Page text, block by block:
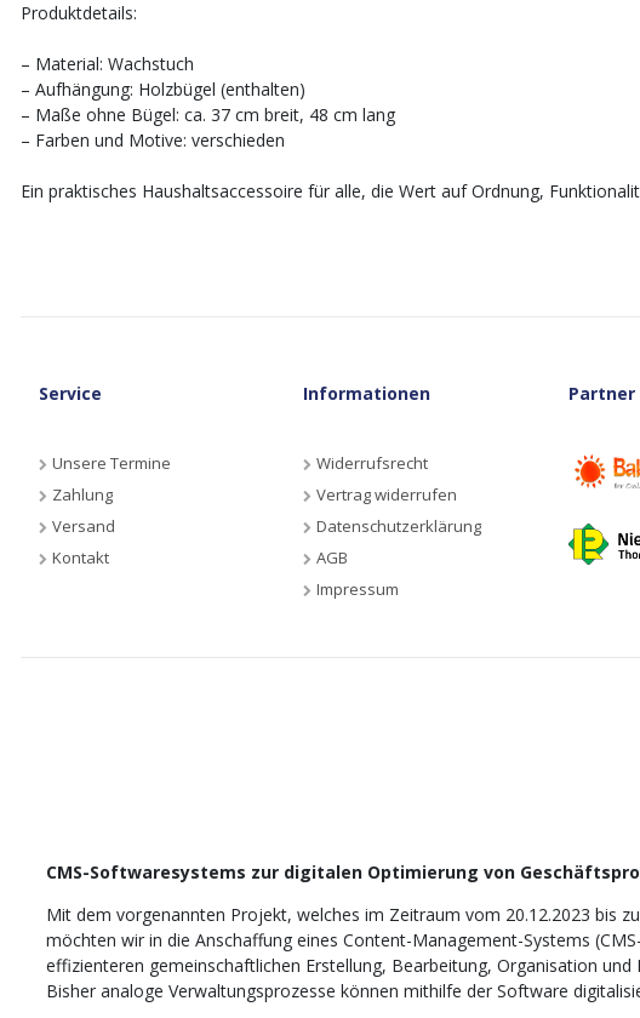
Produktdetails:
– Material: Wachstuch
– Aufhängung: Holzbügel (enthalten)
– Maße ohne Bügel: ca. 37 cm breit, 48 cm lang
– Farben und Motive: verschieden
Ein praktisches Haushaltsaccessoire für alle, die Wert auf Ordnung,
Service
Unsere Termine
Zahlung
Versand
Kontakt
Informationen
Widerrufsrecht
Vertrag widerrufen
Datenschutzerklärung
AGB
Impressum
Partner
CMS-Softwaresystems zur digitalen Optimierung von
Mit dem vorgenannten Projekt, welches im Zeitraum vom 20.12.2023 bis
möchten wir in die Anschaffung eines Content-Management-Systems
effizienteren gemeinschaftlichen Erstellung, Bearbeitung, Organisation
Bisher analoge Verwaltungsprozesse können mithilfe der Software